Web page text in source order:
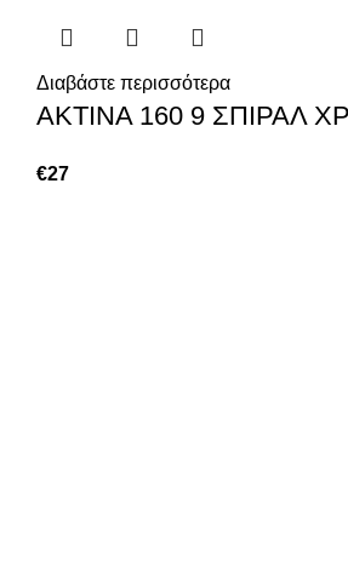
Διαβάστε περισσότερα
ΑΚΤΙΝΑ 160 9 ΣΠΙΡΑΛ
€27